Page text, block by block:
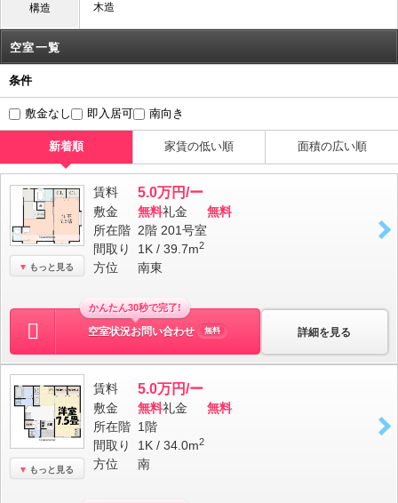
構造 木造
空室一覧
条件
敷金なし 即入居可 南向き
新着順 家賃の低い順 面積の広い順
もっと見る
賃料 5.0万円/ー
敷金 無料礼金
無料
所在階 2階 201号室
間取り
1K / 39.7m2
方位 南東
詳細を見る
かんたん30秒で完了!
空室状況お問い合わせ 無料
もっと見る
賃料 5.0万円/ー
敷金 無料礼金
無料
所在階 1階
間取り
1K / 34.0m2
方位 南